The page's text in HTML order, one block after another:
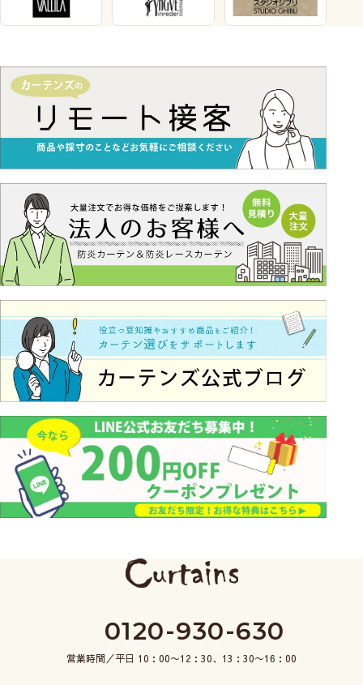
0120-930-630
営業時間／平日 10：00〜12：30、13：30〜16：00